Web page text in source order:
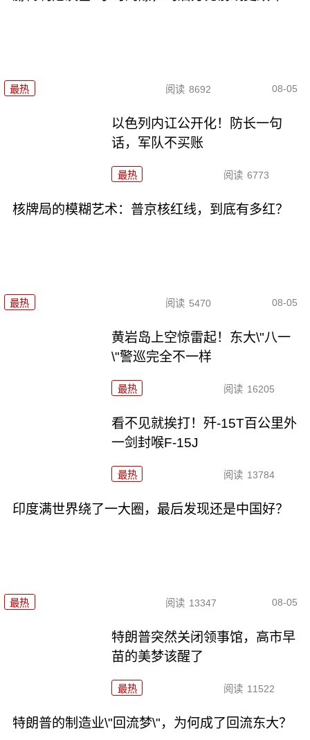
最热 阅读 8692 08-05
以色列内讧公开化！防长一句
话，军队不买账
最热 阅读 6773
核牌局的模糊艺术：普京核红线，到底有多红？
最热 阅读 5470 08-05
黄岩岛上空惊雷起！东大\"八一
\"警巡完全不一样
最热 阅读 16205
看不见就挨打！歼-15T百公里外
一剑封喉F-15J
最热 阅读 13784
印度满世界绕了一大圈，最后发现还是中国好？
最热 阅读 13347 08-05
特朗普突然关闭领事馆，高市早
苗的美梦该醒了
最热 阅读 11522
特朗普的制造业\"回流梦\"，为何成了回流东大？